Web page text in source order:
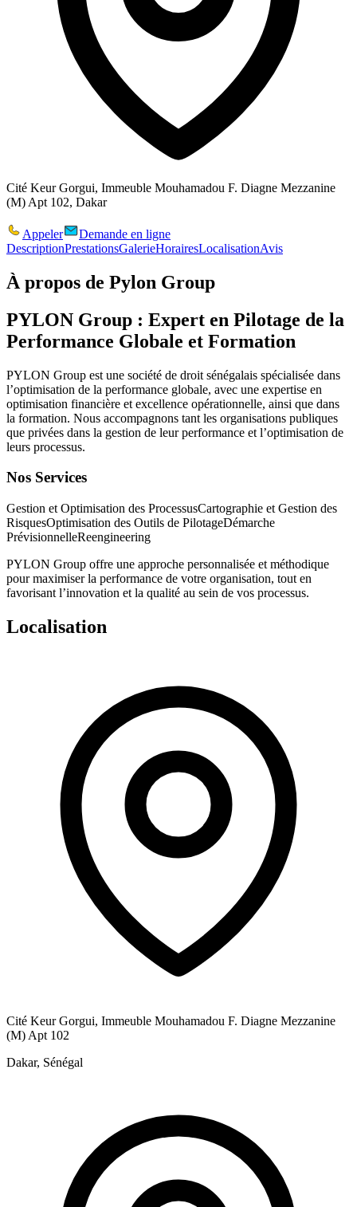
Cité Keur Gorgui, Immeuble Mouhamadou F. Diagne Mezzanine
(M) Apt 102, Dakar
Appeler
Demande en ligne
DescriptionPrestationsGalerieHorairesLocalisationAvis
À propos de Pylon Group
PYLON Group : Expert en Pilotage de la
Performance Globale et Formation
PYLON Group est une société de droit sénégalais spécialisée dans
l’optimisation de la performance globale, avec une expertise en
optimisation financière et excellence opérationnelle, ainsi que dans
la formation. Nous accompagnons tant les organisations publiques
que privées dans la gestion de leur performance et l’optimisation de
leurs processus.
Nos Services
Gestion et Optimisation des ProcessusCartographie et Gestion des
RisquesOptimisation des Outils de PilotageDémarche
PrévisionnelleReengineering
PYLON Group offre une approche personnalisée et méthodique
pour maximiser la performance de votre organisation, tout en
favorisant l’innovation et la qualité au sein de vos processus.
Localisation
Cité Keur Gorgui, Immeuble Mouhamadou F. Diagne Mezzanine
(M) Apt 102
Dakar, Sénégal